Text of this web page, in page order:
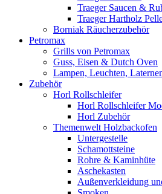
Traeger Saucen &
Traeger Hartholz
Borniak Räucherzubehör
Petromax
Grills von Petromax
Guss, Eisen & Dutch Oven
Lampen, Leuchten,
Zubehör
Horl Rollschleifer
Horl Rollschleifer
Horl Zubehör
Themenwelt Holzbackofen
Untergestelle
Schamottsteine
Rohre & Kaminhüte
Aschekasten
Außenverkleidung